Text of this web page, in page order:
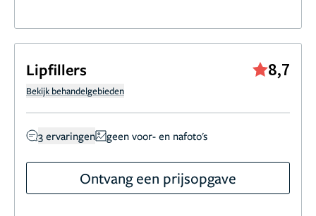
Lipfillers 8,7
Bekijk behandelgebieden
3 ervaringen geen voor- en nafoto's
Ontvang een prijsopgave